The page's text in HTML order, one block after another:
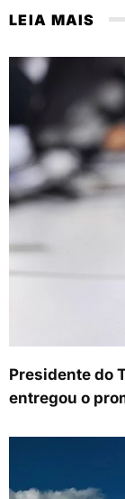
LEIA MAIS
Presidente do
entregou o